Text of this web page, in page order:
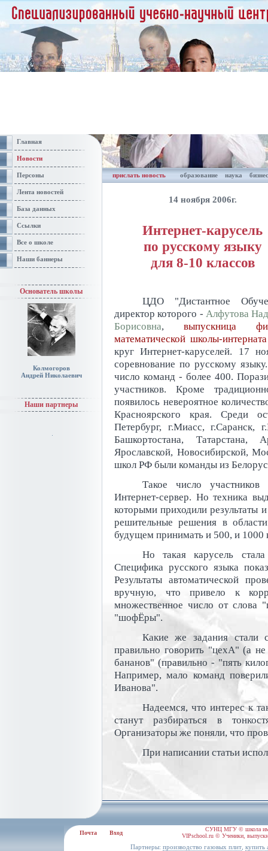
Главная
Новости
Персоны
Лента новостей
База данных
Ссылки
Все о школе
Наши баннеры
Основатель школы
Колмогоров
Андрей Николаевич
Наши партнеры
прислать новость образование наука бизнес
14 ноября 2006г.
Интернет-карусель
по русскому языку
для 8-10 классов
ЦДО "Дистантное
директор которого - Алфутова
Борисовна, выпускница
математической школы-
круг Интернет-каруселей. 17
соревнование по русскому
число команд - более 400.
участников. Кроме
появилось невероятное
Красноярского края. Среди
Петербург, г.Миасс, г.Саранск,
Башкортостана, Татарстана,
Ярославской, Новосибирской,
школ РФ были команды из
Такое число участников
Интернет-сервер. Но техника
которыми приходили
решительные решения в
будущем принимать и 500, и 1000
Но такая карусель
Специфика русского языка
Результаты автоматической
вручную, что привело к
множественное число от
"шофЁры".
Какие же задания стали
правильно говорить "цехА" (а
бананов" (правильно - "пять
Например, мало команд
Иванова".
Надеемся, что интерес к
станут разбираться в
Организаторы же поняли, что
При написании статьи
Почта Вход
СУНЦ МГУ © школа
VIPschool.ru © Ученики,
Партнеры: производство газовых плит купить